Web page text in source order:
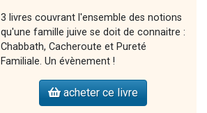
3 livres couvrant l'ensemble des notions
qu'une famille juive se doit de connaitre :
Chabbath, Cacheroute et Pureté
Familiale. Un évènement !
acheter ce livre